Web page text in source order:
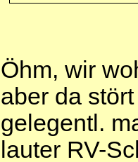
Öhm, wir
aber da
gelegentl.
lauter RV-